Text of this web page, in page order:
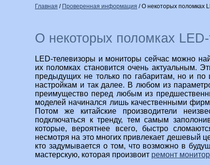
Главная / Проверенная информация /О некоторых поломках
О некоторых поломках LED-
LED-телевизоры и мониторы сейчас можно
их поломках становится очень актуальным.
предыдущих не только по габаритам, но и по
настройкам и так далее. В любом из
преимущество перед любым из
моделей начинался лишь качественными
Потом же китайские производители
подключаться к тренду, тем самым
которые, вероятнее всего, быстро
несмотря на это многих привлекает дешевый
кто задумывается о том, что возможно в
мастерскую, которая произвоит ремонт